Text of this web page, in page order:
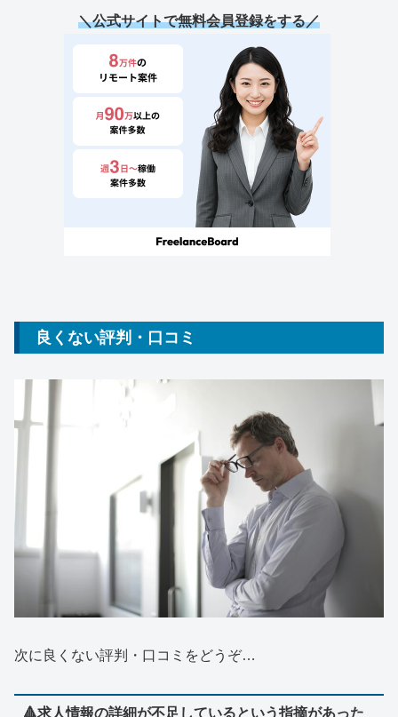
＼公式サイトで無料会員登録をする／
良くない評判・口コミ
次に良くない評判・口コミをどうぞ…
🔺求人情報の詳細が不足しているという指摘があった